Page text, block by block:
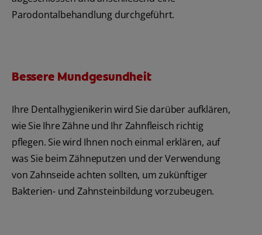
Parodontalbehandlung durchgeführt.
Bessere Mundgesundheit
Ihre Dentalhygienikerin wird Sie darüber aufklären,
wie Sie Ihre Zähne und Ihr Zahnfleisch richtig
pflegen. Sie wird Ihnen noch einmal erklären, auf
was Sie beim Zähneputzen und der Verwendung
von Zahnseide achten sollten, um zukünftiger
Bakterien- und Zahnsteinbildung vorzubeugen.